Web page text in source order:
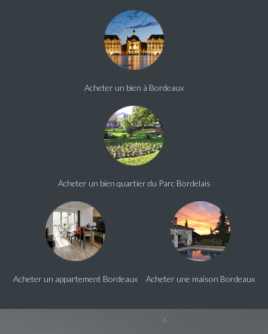
Acheter un bien à Bordeaux
Acheter un bien quartier du Parc Bordelais
Acheter un appartement Bordeaux Acheter une maison Bordeaux